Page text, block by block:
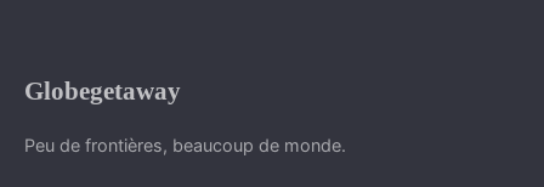
Globegetaway
Peu de frontières, beaucoup de monde.